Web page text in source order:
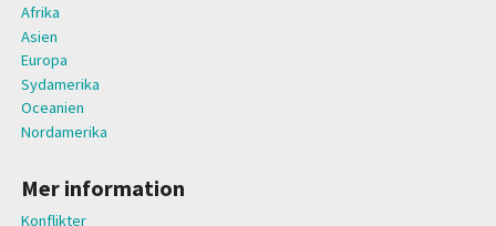
Afrika
Asien
Europa
Sydamerika
Oceanien
Nordamerika
Mer information
Konflikter